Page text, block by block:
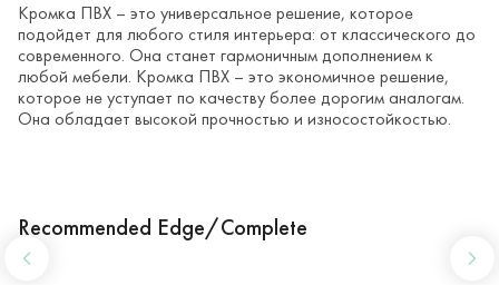
Кромка ПВХ – это универсальное решение, которое
подойдет для любого стиля интерьера: от классического до
современного. Она станет гармоничным дополнением к
любой мебели. Кромка ПВХ – это экономичное решение,
которое не уступает по качеству более дорогим аналогам.
Она обладает высокой прочностью и износостойкостью.
Recommended Edge/Complete